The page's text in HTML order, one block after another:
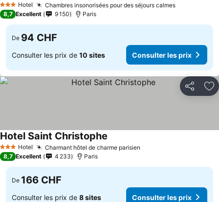
3 ÉtoilesHotel Chambres insonorisées pour des séjours calmes
8,7 Excellent 9 150 Paris
De 94 CHF
Consulter les prix de 10 sites Consulter les prix
Partager
3 ÉtoilesHotel Charmant hôtel de charme parisien
Hotel Saint Christophe
8,7 Excellent 4 233 Paris
De 166 CHF
Consulter les prix de 8 sites Consulter les prix